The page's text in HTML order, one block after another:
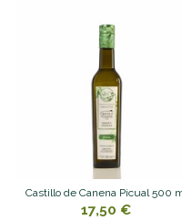
Castillo de Canena Picual 500
17,50 €